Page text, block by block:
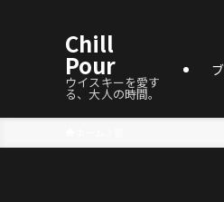
Chill
Pour
ウイスキーを愛す
る、大人の時間。